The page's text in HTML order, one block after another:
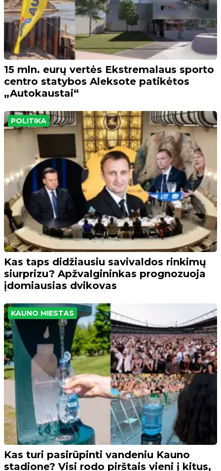
15 mln. eurų vertės Ekstremalaus sporto
centro statybos Aleksote patikėtos
„Autokaustai“
POLITIKA
Kas taps didžiausiu savivaldos rinkimų
siurprizu? Apžvalgininkas prognozuoja
įdomiausias dvikovas
KAUNO MIESTAS
Kas turi pasirūpinti vandeniu Kauno
stadione? Visi rodo pirštais vieni į kitus,